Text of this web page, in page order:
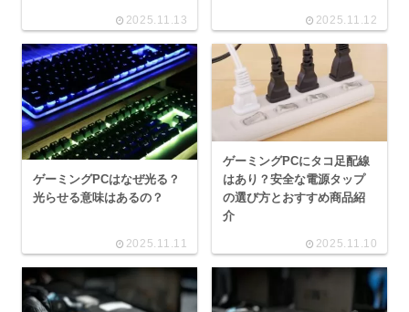
2025.11.13 2025.11.12
ゲーミングPCはなぜ光る？
光らせる意味はあるの？
2025.11.11
ゲーミングPCにタコ足配線
はあり？安全な電源タップ
の選び方とおすすめ商品紹
介
2025.11.10